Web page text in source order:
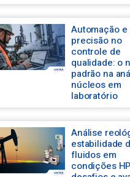
Automação e
precisão no
controle de
qualidade: o
padrão na
núcleos em
laboratório
Análise
estabilidade
fluidos em
condições